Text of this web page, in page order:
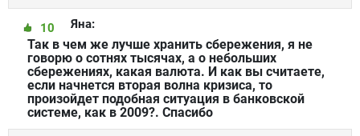
Яна:
10
Так в чем же лучше хранить сбережения, я не
говорю о сотнях тысячах, а о небольших
сбережениях, какая валюта. И как вы считаете,
если начнется вторая волна кризиса, то
произойдет подобная ситуация в банковской
системе, как в 2009?. Спасибо